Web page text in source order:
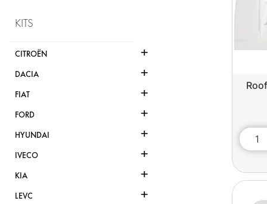
KITS
CITROËN +
DACIA +
FIAT +
FORD +
HYUNDAI +
IVECO +
KIA +
LEVC +